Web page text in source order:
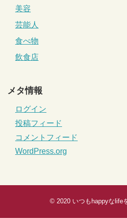
美容
芸能人
食べ物
飲食店
メタ情報
ログイン
投稿フィード
コメントフィード
WordPress.org
© 2020 いつもhappyなlife